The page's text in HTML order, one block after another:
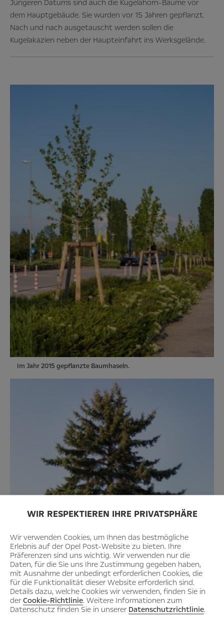
WIR RESPEKTIEREN IHRE PRIVATSPHÄRE
Wir verwenden Cookies, um Ihnen das bestmögliche
Erlebnis auf der Opel Post-Website zu bieten. Ihre
Präferenzen sind uns wichtig. Wir verwenden nur die
Daten, für die Sie uns Ihre Zustimmung gegeben haben,
mit Ausnahme der unbedingt erforderlichen Cookies, die
für die Funktionalität dieser Website erforderlich sind.
Details dazu, welche Cookies wir verwenden, finden Sie in
der Cookie-Richtlinie. Weitere Informationen zum
Datenschutz finden Sie in unserer Datenschutzrichtlinie.
Jüngeren Datums sind auch die Kugelahorn-Bäume vor
dem Hauptgebäude. Sie wurden vor 15 Jahren gepflanzt.
Nach und nach ausgetauscht werden sollen die
Kugelakazien neben der Haupteinfahrt ins Werksgelände.
Im Jahr 2015 gepflanzte Baumhaseln.